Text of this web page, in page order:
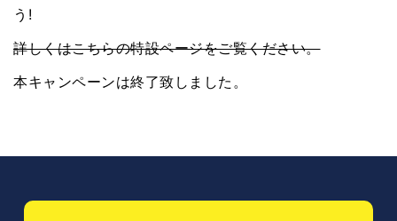
う!
詳しくはこちらの特設ページをご覧ください。
本キャンペーンは終了致しました。